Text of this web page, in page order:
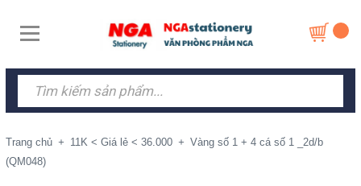
Trang chủ + 11K < Giá lẻ < 36.000 + Vàng số 1 + 4 cá số 1 _2d/b
(QM048)